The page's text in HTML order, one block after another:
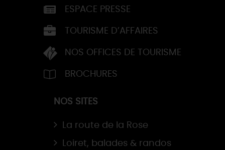
ESPACE PRESSE
TOURISME D’AFFAIRES
NOS OFFICES DE TOURISME
BROCHURES
NOS SITES
La route de la Rose
Loiret, balades & randos